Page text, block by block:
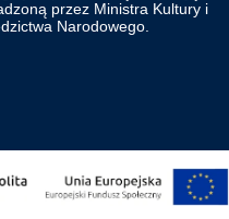
przez Ministra Kultury i
Narodowego.